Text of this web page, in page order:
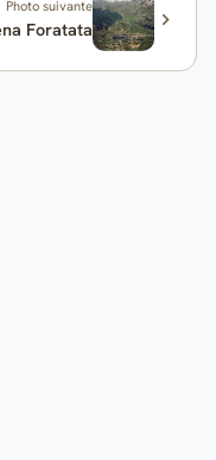
Photo suivante
Foratata